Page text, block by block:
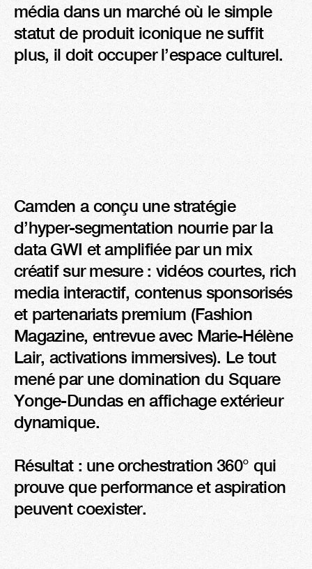
média dans un marché où le simple
statut de produit iconique ne suffit
plus, il doit occuper l’espace culturel.
Camden a conçu une stratégie
d’hyper-segmentation nourrie par la
data GWI et amplifiée par un mix
créatif sur mesure : vidéos courtes, rich
media interactif, contenus sponsorisés
et partenariats premium (Fashion
Magazine, entrevue avec Marie-Hélène
Lair, activations immersives). Le tout
mené par une domination du Square
Yonge-Dundas en affichage extérieur
dynamique.
Résultat : une orchestration 360° qui
prouve que performance et aspiration
peuvent coexister.